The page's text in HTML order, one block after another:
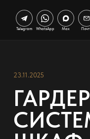
Telegram WhatsApp Max
23.11.2025